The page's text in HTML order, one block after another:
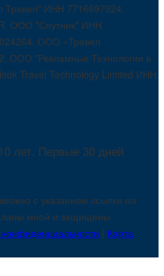
ИНН 7716697924.
ООО "Спутник" ИНН
ООО «Тревел
ООО "Рекламные Технологии в
Travel Technology Limited ИНН
лет. Первые 30 дней
с указанием ссылки на
мной и защищены
| Карта